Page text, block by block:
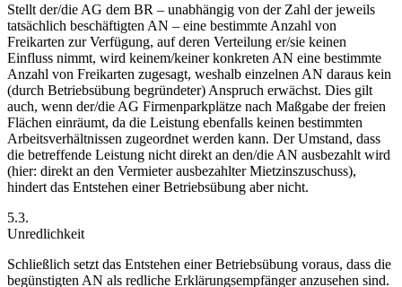
Stellt der/die AG dem BR – unabhängig von der Zahl der jeweils
tatsächlich beschäftigten AN – eine bestimmte Anzahl von
Freikarten zur Verfügung, auf deren Verteilung er/sie keinen
Einfluss nimmt, wird keinem/keiner konkreten AN eine bestimmte
Anzahl von Freikarten zugesagt, weshalb einzelnen AN daraus kein
(durch Betriebsübung begründeter) Anspruch erwächst. Dies gilt
auch, wenn der/die AG Firmenparkplätze nach Maßgabe der freien
Flächen einräumt, da die Leistung ebenfalls keinen bestimmten
Arbeitsverhältnissen zugeordnet werden kann. Der Umstand, dass
die betreffende Leistung nicht direkt an den/die AN ausbezahlt wird
(hier: direkt an den Vermieter ausbezahlter Mietzinszuschuss),
hindert das Entstehen einer Betriebsübung aber nicht.
5.3.
Unredlichkeit
Schließlich setzt das Entstehen einer Betriebsübung voraus, dass die
begünstigten AN als redliche Erklärungsempfänger anzusehen sind.